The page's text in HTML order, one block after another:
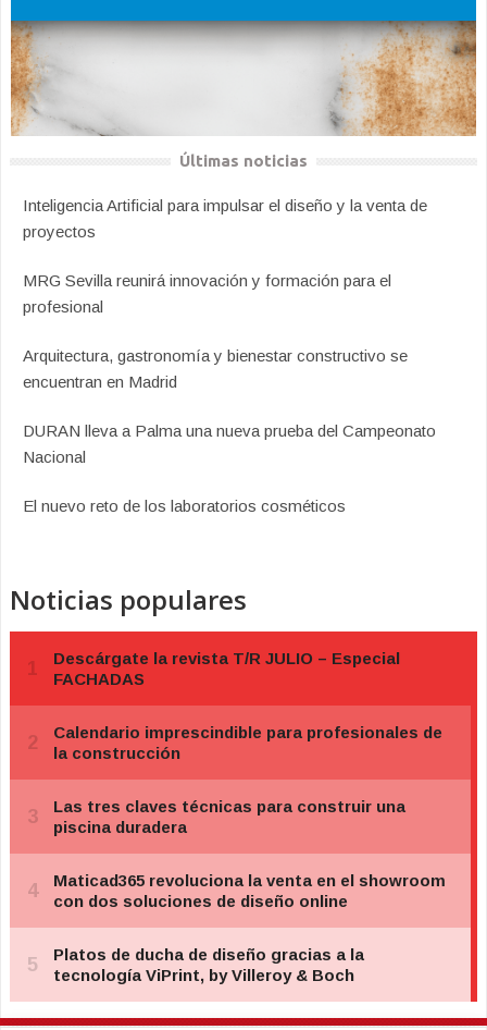
Últimas noticias
Inteligencia Artificial para impulsar el diseño y la venta de
proyectos
MRG Sevilla reunirá innovación y formación para el
profesional
Arquitectura, gastronomía y bienestar constructivo se
encuentran en Madrid
DURAN lleva a Palma una nueva prueba del Campeonato
Nacional
El nuevo reto de los laboratorios cosméticos
Noticias populares